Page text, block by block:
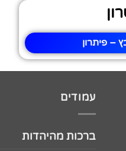
– פיתרון
עמודים
ברכות מהיהדות